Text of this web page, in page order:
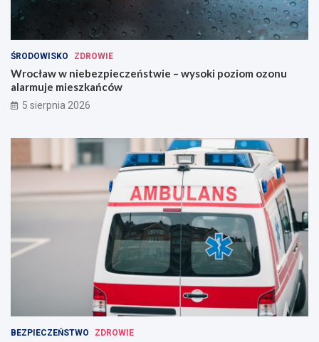
ŚRODOWISKO ZDROWIE
Wrocław w niebezpieczeństwie – wysoki poziom ozonu
alarmuje mieszkańców
5 sierpnia 2026
BEZPIECZEŃSTWO ZDROWIE